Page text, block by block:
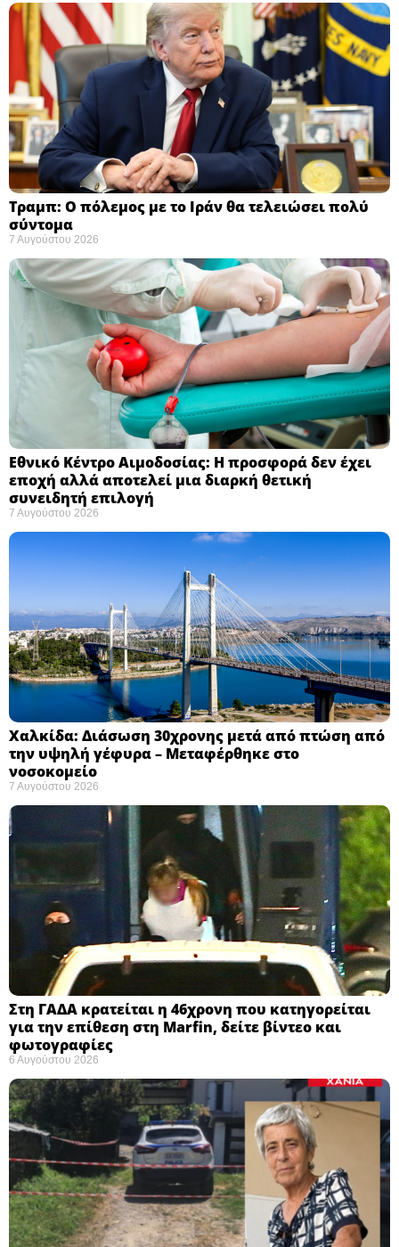
Τραμπ: Ο πόλεμος με το Ιράν θα τελειώσει πολύ
σύντομα ​
7 Αυγούστου 2026
Εθνικό Κέντρο Αιμοδοσίας: H προσφορά δεν έχει
εποχή αλλά αποτελεί μια διαρκή θετική
συνειδητή επιλογή ​
7 Αυγούστου 2026
Χαλκίδα: Διάσωση 30χρονης μετά από πτώση από
την υψηλή γέφυρα – Μεταφέρθηκε στο
νοσοκομείο ​
7 Αυγούστου 2026
Στη ΓΑΔΑ κρατείται η 46χρονη που κατηγορείται
για την επίθεση στη Marfin, δείτε βίντεο και
φωτογραφίες
6 Αυγούστου 2026